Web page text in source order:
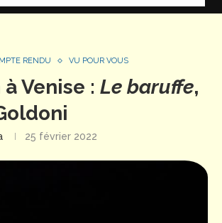
RENDU VU POUR VOUS
Venise : Le baruffe,
25 février 2022